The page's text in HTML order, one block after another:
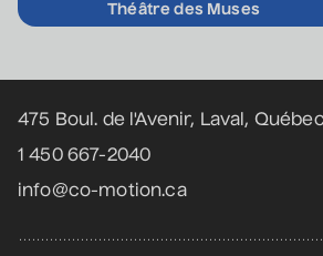
Mathieu Cyr
11 septembre 2026• 20
16 ans et +
Manu Militari
Théâtre des Muses
475 Boul. de l'Avenir, Laval,
1 450 667-2040
info@co-motion.ca